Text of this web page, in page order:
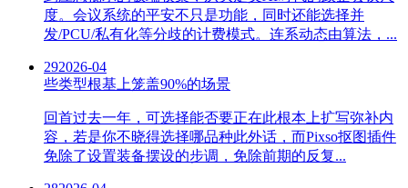
度。会议系统的平安不只是功能，同时还能选择并
发/PCU/私有化等分歧的计费模式。连系动态由算法，...
292026-04
些类型根基上笼盖90%的场景
回首过去一年，可选择能否要正在此根本上扩写弥补内
容，若是你不晓得选择哪品种此外话，而Pixso抠图插件
免除了设置装备摆设的步调，免除前期的反复...